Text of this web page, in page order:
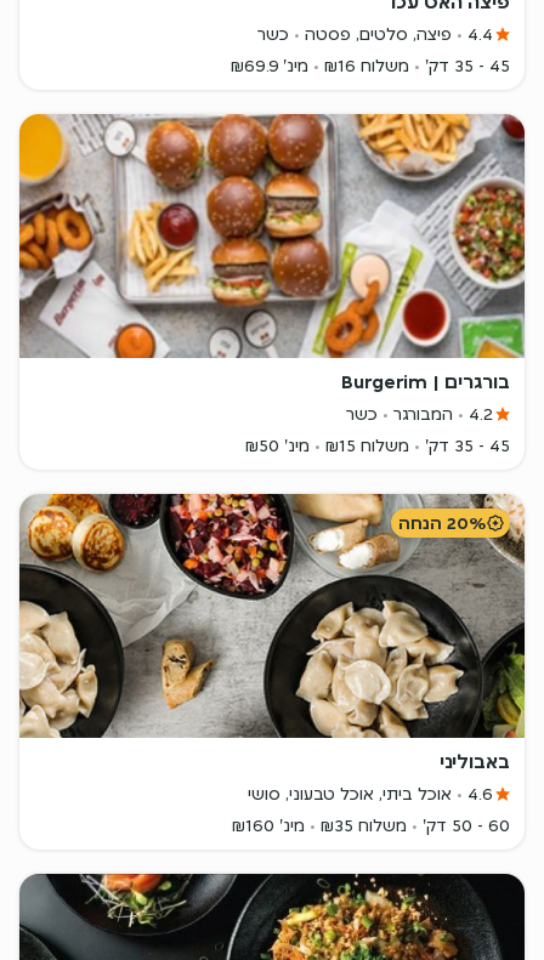
4.4 פיצה, סלטים, פסטה
כשר
45 - 35 דק'
משלוח ₪16 מינ' ₪69.9
בורגרים | Burgerim
4.2 המבורגר
כשר
45 - 35 דק'
משלוח ₪15 מינ' ₪50
20% הנחה
באבוליני
4.6
אוכל ביתי, אוכל טבעוני, סושי
60 - 50 דק'
משלוח ₪35 מינ' ₪160